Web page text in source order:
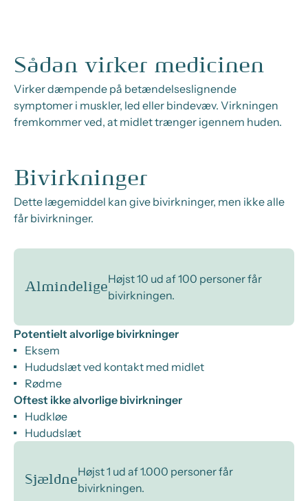
Sådan virker medicinen
Virker dæmpende på betændelseslignende
symptomer i muskler, led eller bindevæv. Virkningen
fremkommer ved, at midlet trænger igennem huden.
Bivirkninger
Dette lægemiddel kan give bivirkninger, men ikke alle
får bivirkninger.
Almindelige
Højst 10 ud af 100 personer får
bivirkningen.
Potentielt alvorlige bivirkninger
Eksem
Hududslæt ved kontakt med midlet
Rødme
Oftest ikke alvorlige bivirkninger
Hudkløe
Hududslæt
Sjældne
Højst 1 ud af 1.000 personer får
bivirkningen.